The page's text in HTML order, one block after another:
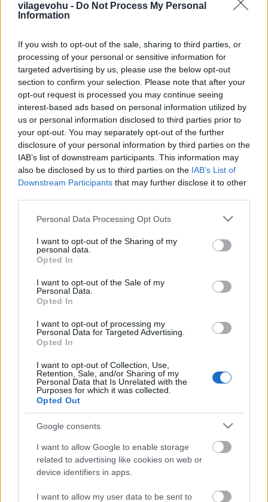
vilagevohu - Do Not Process My Personal
Information
If you wish to opt-out of the sale, sharing to third parties, or
processing of your personal or sensitive information for
targeted advertising by us, please use the below opt-out
section to confirm your selection. Please note that after your
opt-out request is processed you may continue seeing
interest-based ads based on personal information utilized by
us or personal information disclosed to third parties prior to
your opt-out. You may separately opt-out of the further
disclosure of your personal information by third parties on the
IAB’s list of downstream participants. This information may
also be disclosed by us to third parties on the IAB’s List of
Downstream Participants that may further disclose it to other
Please note that this website/app uses one or more Google
not limited to your visit or usage behaviour. You may click to
grant or deny consent to Google and its third-party tags to
use your data for below specified purposes in below Google
consent section.
Personal Data Processing Opt Outs
I want to opt-out of the Sharing of my
personal data.
Opted In
I want to opt-out of the Sale of my
Personal Data.
Opted In
I want to opt-out of processing my
Personal Data for Targeted Advertising.
Opted In
I want to opt-out of Collection, Use,
Retention, Sale, and/or Sharing of my
Personal Data that Is Unrelated with the
Purposes for which it was collected.
Opted Out
Google consents
I want to allow Google to enable storage
related to advertising like cookies on web or
device identifiers in apps.
I want to allow my user data to be sent to
20 négyzetméter sushi rendel!
A világ legnagyobb sushimozaikja készült el
októberben. Mondjuk én azt se tudtam, hogy
léteznek egyáltalán sushimozaikok, de ha a
Guinness mondja, akkor nyilván igen, és ráadásul ez
meg a legnagyobb. Szívesen ott lettem volna
legalább a szétszedésekor... Érdekes módon az
esemény…
Koktélverseny a perui-japán
világevő• 2010. november 04.
Tergnap este a nagyközönség számára
meghirdetetett koktélrecept-versenyen zsűriztem,
szerencsére ez már csak a döntőbe jutott 10 koktél
volt, így nem kellett több százat végigkóstolni...Íme, a